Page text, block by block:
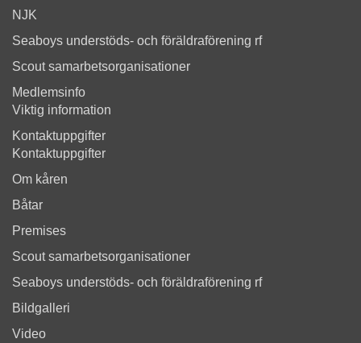
NJK
Seaboys understöds- och föräldraförening rf
Scout samarbetsorganisationer
Medlemsinfo
Viktig information
Kontaktuppgifter
Kontaktuppgifter
Om kåren
Båtar
Premises
Scout samarbetsorganisationer
Seaboys understöds- och föräldraförening rf
Bildgalleri
Video